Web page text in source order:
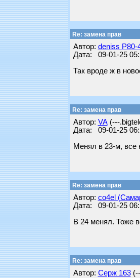
Re: замена прав
Автор: deniss Р80-
Дата: 09-01-25
Так вроде ж в
Re: замена прав
Автор: VA(---
Дата: 09-01-25
Менял в 23-м, все
Re: замена прав
Автор: co4el
Дата: 09-01-25
В 24 менял. Тоже
Re: замена прав
Автор: Серж 163